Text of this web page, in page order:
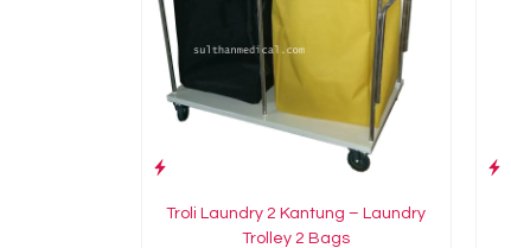
Troli Laundry 2 Kantung – Laundry
Trolley 2 Bags